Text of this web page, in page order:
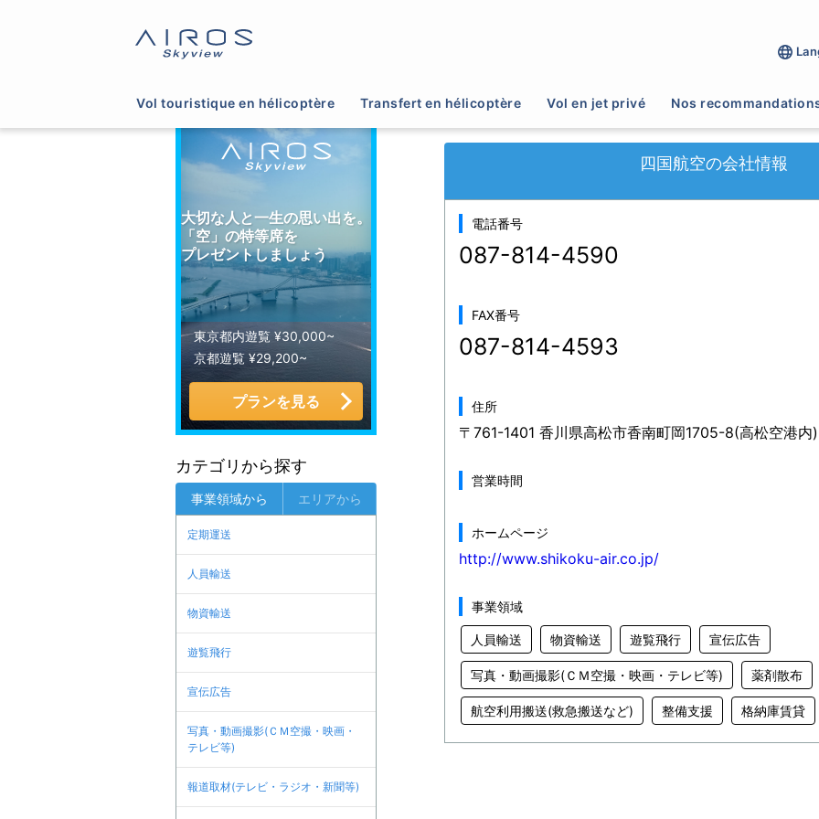
Vol touristique en hélicoptère Transfert en hélicoptère Vol en jet privé Nos
大切な人と一生の思い出を。
「空」の特等席を
プレゼントしましょう
東京都内遊覧 ¥30,000~
京都遊覧 ¥29,200~
プランを見る
カテゴリから探す
事業領域から エリアから
定期運送
人員輸送
物資輸送
遊覧飛行
宣伝広告
写真・動画撮影(ＣＭ空撮・映画・
テレビ等)
報道取材(テレビ・ラジオ・新聞等)
四国航空の会社情報
電話番号
087-814-4590
FAX番号
087-814-4593
住所
〒761-1401 香川県高松市香南町岡1705-8(高松空港内)
営業時間
ホームページ
http://www.shikoku-air.co.jp/
事業領域
人員輸送 物資輸送 遊覧飛行 宣伝広告
写真・動画撮影(ＣＭ空撮・映画・テレビ等) 薬剤散布
航空利用搬送(救急搬送など) 整備支援 格納庫賃貸